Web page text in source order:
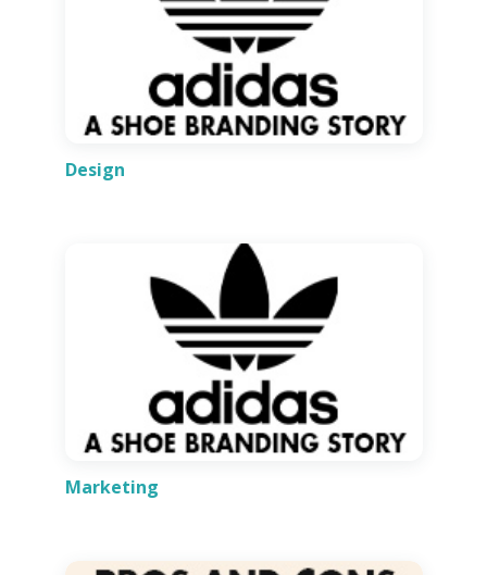
Design
Marketing